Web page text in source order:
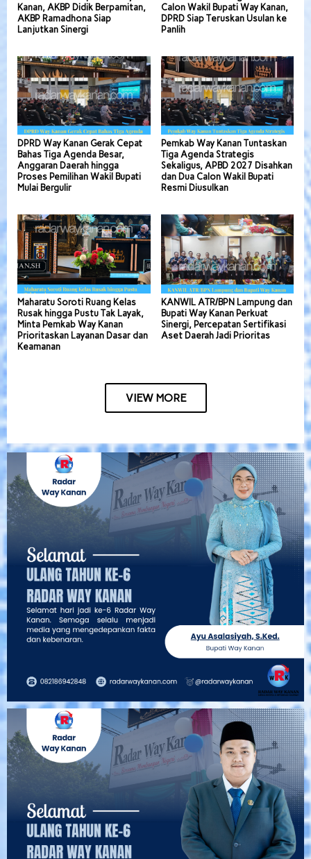
Kanan, AKBP Didik Berpamitan,
AKBP Ramadhona Siap
Lanjutkan Sinergi
Calon Wakil Bupati Way Kanan,
DPRD Siap Teruskan Usulan ke
Panlih
DPRD Way Kanan Gerak Cepat
Bahas Tiga Agenda Besar,
Anggaran Daerah hingga
Proses Pemilihan Wakil Bupati
Mulai Bergulir
Pemkab Way Kanan Tuntaskan
Tiga Agenda Strategis
Sekaligus, APBD 2027 Disahkan
dan Dua Calon Wakil Bupati
Resmi Diusulkan
Maharatu Soroti Ruang Kelas
Rusak hingga Pustu Tak Layak,
Minta Pemkab Way Kanan
Prioritaskan Layanan Dasar dan
Keamanan
KANWIL ATR/BPN Lampung dan
Bupati Way Kanan Perkuat
Sinergi, Percepatan Sertifikasi
Aset Daerah Jadi Prioritas
VIEW MORE